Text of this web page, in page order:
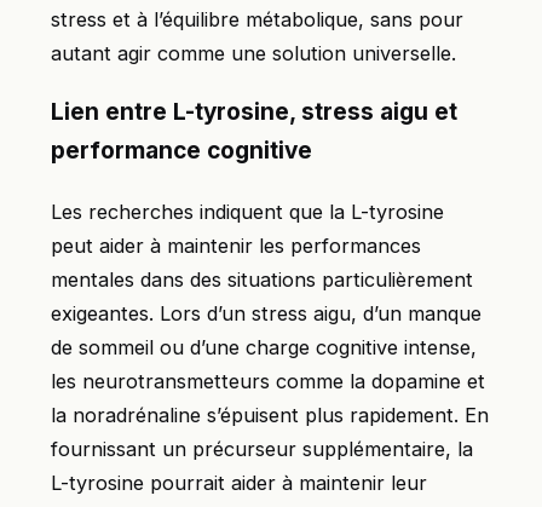
stress et à l’équilibre métabolique, sans pour
autant agir comme une solution universelle.
Lien entre L-tyrosine, stress aigu et
performance cognitive
Les recherches indiquent que la L-tyrosine
peut aider à maintenir les performances
mentales dans des situations particulièrement
exigeantes. Lors d’un stress aigu, d’un manque
de sommeil ou d’une charge cognitive intense,
les neurotransmetteurs comme la dopamine et
la noradrénaline s’épuisent plus rapidement. En
fournissant un précurseur supplémentaire, la
L-tyrosine pourrait aider à maintenir leur